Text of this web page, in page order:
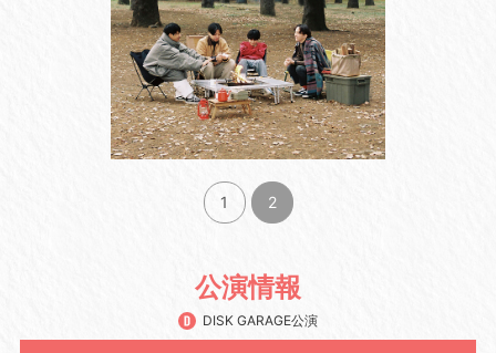
1 2
公演情報
DISK GARAGE公演